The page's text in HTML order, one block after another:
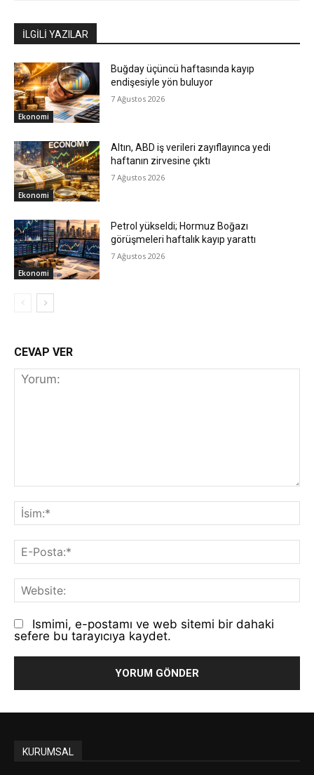
İLGİLİ YAZILAR
Ekonomi
Buğday üçüncü haftasında kayıp
endişesiyle yön buluyor
7 Ağustos 2026
Ekonomi
Altın, ABD iş verileri zayıflayınca yedi
haftanın zirvesine çıktı
7 Ağustos 2026
Ekonomi
Petrol yükseldi; Hormuz Boğazı
görüşmeleri haftalık kayıp yarattı
7 Ağustos 2026
CEVAP VER
Ismimi, e-postamı ve web sitemi bir dahaki
sefere bu tarayıcıya kaydet.
KURUMSAL